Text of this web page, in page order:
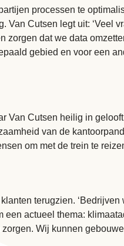
processen te
Cutsen legt uit: ‘Veel
zorgen dat we data
gebied en voor een
Van Cutsen heilig in
van de
om met de trein te
terugzien.
een actueel thema:
Wij kunnen